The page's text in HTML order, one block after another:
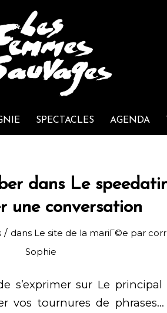
SPECTACLES AGENDA
dans Le
une conversation
/ dans Le site de la mariГ©e par
Sophie
s’exprimer sur Le principal
vos tournures de phrases…